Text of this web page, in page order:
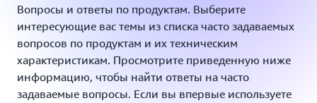
Вопросы и ответы по продуктам. Выберите
интересующие вас темы из списка часто задаваемых
вопросов по продуктам и их техническим
характеристикам. Просмотрите приведенную ниже
информацию, чтобы найти ответы на часто
задаваемые вопросы. Если вы впервые используете